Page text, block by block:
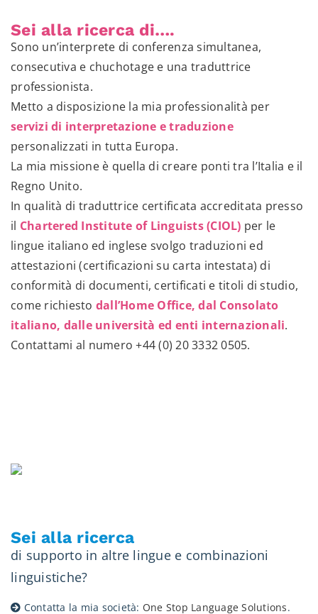
Sei alla ricerca di….
Sono un’interprete di conferenza simultanea,
consecutiva e chuchotage e una traduttrice
professionista.
Metto a disposizione la mia professionalità per
servizi di interpretazione e traduzione
personalizzati in tutta Europa.
La mia missione è quella di creare ponti tra l’Italia e il
Regno Unito.
In qualità di traduttrice certificata accreditata presso
il Chartered Institute of Linguists (CIOL) per le
lingue italiano ed inglese svolgo traduzioni ed
attestazioni (certificazioni su carta intestata) di
conformità di documenti, certificati e titoli di studio,
come richiesto dall’Home Office, dal Consolato
italiano, dalle università ed enti internazionali.
Contattami al numero+44 (0) 20 3332 0505.
Sei alla ricerca
di supporto in altre lingue e combinazioni
linguistiche?
Contatta la mia società: One Stop Language Solutions.